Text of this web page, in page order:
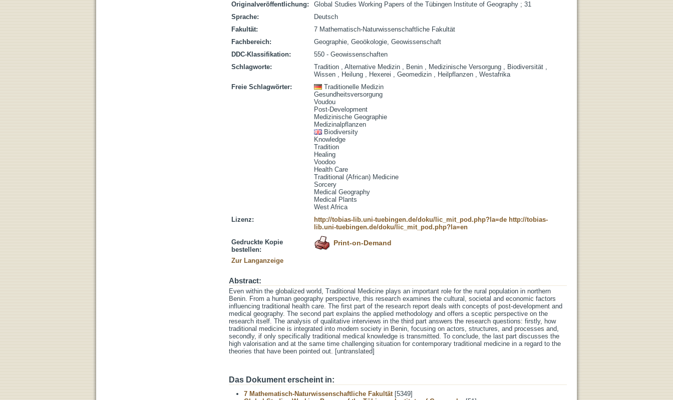
Originalveröffentlichung:
Global Studies Working Papers of the Tübingen Institute of Geography ; 31
Sprache:
Deutsch
Fakultät:
7 Mathematisch-Naturwissenschaftliche Fakultät
Fachbereich:
Geographie, Geoökologie, Geowissenschaft
DDC-Klassifikation:
550 - Geowissenschaften
Schlagworte:
Tradition , Alternative Medizin , Benin , Medizinische Versorgung , Biodiversität ,
Wissen , Heilung , Hexerei , Geomedizin , Heilpflanzen , Westafrika
Freie Schlagwörter:
Traditionelle Medizin
Gesundheitsversorgung
Voudou
Post-Development
Medizinische Geographie
Medizinalpflanzen
Biodiversity
Knowledge
Tradition
Healing
Voodoo
Health Care
Traditional (African) Medicine
Sorcery
Medical Geography
Medical Plants
West Africa
Lizenz:
http://tobias-lib.uni-tuebingen.de/doku/lic_mit_pod.php?la=de http://tobias-
lib.uni-tuebingen.de/doku/lic_mit_pod.php?la=en
Gedruckte Kopie
bestellen:
Print-on-Demand
Zur Langanzeige
Abstract:
Even within the globalized world, Traditional Medicine plays an important role for the rural population in northern
Benin. From a human geography perspective, this research examines the cultural, societal and economic factors
influencing traditional health care. The first part of the research report deals with concepts of post-development and
medical geography. The second part explains the applied methodology and offers a sceptic perspective on the
research itself. The analysis of qualitative interviews in the third part answers the research questions: firstly, how
traditional medicine is integrated into modern society in Benin, focusing on actors, structures, and processes and,
secondly, if only specifically traditional medical knowledge is transmitted. To conclude, the last part discusses the
high valorisation and at the same time challenging situation for contemporary traditional medicine in a regard to the
theories that have been pointed out. [untranslated]
Das Dokument erscheint in:
7 Mathematisch-Naturwissenschaftliche Fakultät[5349]